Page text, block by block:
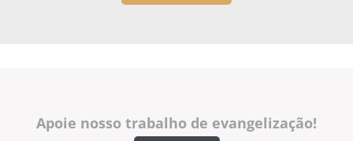
Apoie nosso trabalho de evangelização!